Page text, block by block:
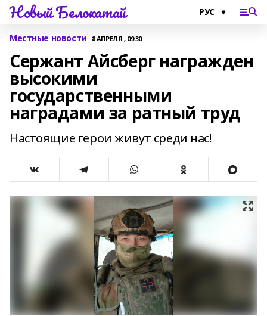
Новый Белокатай
Местные новости 8 АПРЕЛЯ , 09:30
Сержант Айсберг награжден
высокими
государственными
наградами за ратный труд
Настоящие герои живут среди нас!